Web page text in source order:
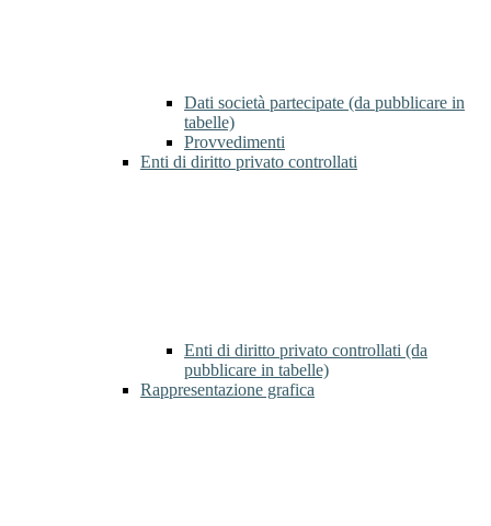
Dati società partecipate (da pubblicare in
tabelle)
Provvedimenti
Enti di diritto privato controllati
Enti di diritto privato controllati (da
pubblicare in tabelle)
Rappresentazione grafica